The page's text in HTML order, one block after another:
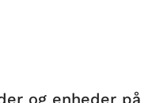
og enheder på